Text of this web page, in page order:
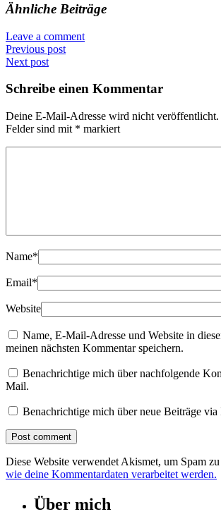
Ähnliche Beiträge
Leave a comment
Previous post
Next post
Schreibe einen Kommentar
Deine E-Mail-Adresse wird nicht veröffentlicht.
Felder sind mit * markiert
Name*
Email*
Website
Name, E-Mail-Adresse und Website in
meinen nächsten Kommentar speichern.
Benachrichtige mich über nachfolgende
Mail.
Benachrichtige mich über neue Beiträge
Diese Website verwendet Akismet, um Spam
wie deine Kommentardaten verarbeitet werden.
Über mich